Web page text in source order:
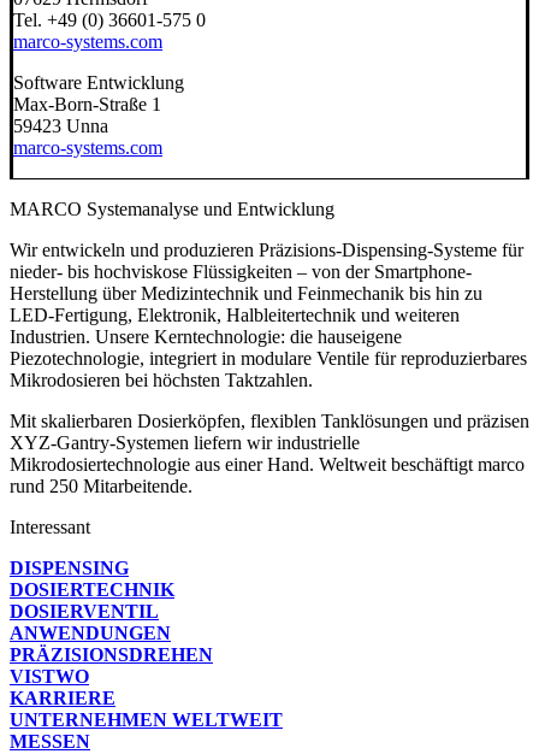
Tel. +49 (0) 36601-575 0
marco-systems.com
Software Entwicklung
Max-Born-Straße 1
59423 Unna
marco-systems.com
MARCO Systemanalyse und Entwicklung
Wir entwickeln und produzieren Präzisions-Dispensing-Systeme für
nieder- bis hochviskose Flüssigkeiten – von der Smartphone-
Herstellung über Medizintechnik und Feinmechanik bis hin zu
LED-Fertigung, Elektronik, Halbleitertechnik und weiteren
Industrien. Unsere Kerntechnologie: die hauseigene
Piezotechnologie, integriert in modulare Ventile für reproduzierbares
Mikrodosieren bei höchsten Taktzahlen.
Mit skalierbaren Dosierköpfen, flexiblen Tanklösungen und präzisen
XYZ-Gantry-Systemen liefern wir industrielle
Mikrodosiertechnologie aus einer Hand. Weltweit beschäftigt marco
rund 250 Mitarbeitende.
Interessant
DISPENSING
DOSIERTECHNIK
DOSIERVENTIL
ANWENDUNGEN
PRÄZISIONS­DREHEN
VISTWO
KARRIERE
UNTERNEHMEN WELTWEIT
MESSEN